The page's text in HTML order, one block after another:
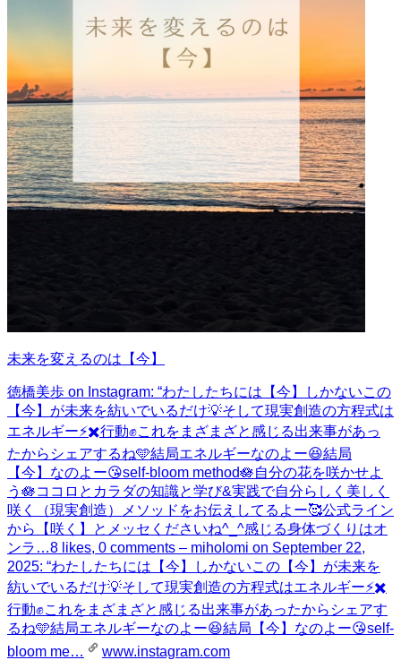
未来を変えるのは【今】
徳橋美歩 on Instagram: “わたしたちには【今】しかないこの
【今】が未来を紡いでいるだけ💡そして現実創造の方程式は
エネルギー⚡️✖️行動✊これをまざまざと感じる出来事があっ
たからシェアするね🩵結局エネルギーなのよー😆結局
【今】なのよー😘self-bloom method🪷自分の花を咲かせよ
う🪷ココロとカラダの知識と学び&実践で自分らしく美しく
咲く（現実創造）メソッドをお伝えしてるよー🥰公式ライン
から【咲く】とメッセくださいね^_^感じる身体づくりはオ
ンラ…8 likes, 0 comments – miholomi on September 22,
2025: “わたしたちには【今】しかないこの【今】が未来を
紡いでいるだけ💡そして現実創造の方程式はエネルギー⚡️✖️
行動✊これをまざまざと感じる出来事があったからシェアす
るね🩵結局エネルギーなのよー😆結局【今】なのよー😘self-
bloom me…
www.instagram.com